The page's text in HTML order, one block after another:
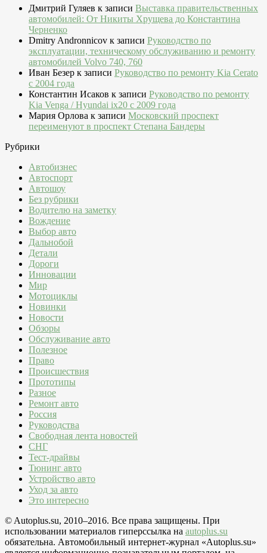
Дмитрий Гуляев к записи Выставка правительственных
автомобилей: От Никиты Хрущева до Константина
Черненко
Dmitry Andronnicov к записи Руководство по
эксплуатации, техническому обслуживанию и ремонту
автомобилей Volvo 740, 760
Иван Безер к записи Руководство по ремонту Kia Cerato
c 2004 года
Константин Исаков к записи Руководство по ремонту
Kia Venga / Hyundai ix20 c 2009 года
Мария Орлова к записи Московский проспект
переименуют в проспект Степана Бандеры
Рубрики
Автобизнес
Автоспорт
Автошоу
Без рубрики
Водителю на заметку
Вождение
Выбор авто
Дальнобой
Детали
Дороги
Инновации
Мир
Мотоциклы
Новинки
Новости
Обзоры
Обслуживание авто
Полезное
Право
Происшествия
Прототипы
Разное
Ремонт авто
Россия
Руководства
Свободная лента новостей
СНГ
Тест-драйвы
Тюнинг авто
Устройство авто
Уход за авто
Это интересно
© Autoplus.su, 2010–2016. Все права защищены. При
использовании материалов гиперссылка на autoplus.su
обязательна. Автомобильный интернет-журнал «Autoplus.su»